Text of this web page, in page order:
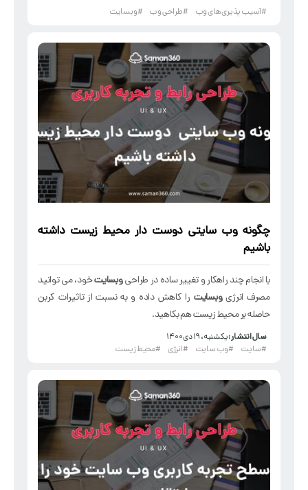
#آسیب پذیری های وب #طراحی وب #وبسایت
چگونه وب سایتی دوست دار محیط زیست داشته
باشیم
با انجام چند راهکار و تغییر ساده در طراحیوبسایتخود، می توانید
مصرف انرژیوبسایت را کاهش داده و به نسبت از تاثیرات کربن
حاصله بر محیط زیست هم بکاهید.
سال انتشار :یکشنبه، ۱۹ دی ۱۴۰۰
#سایت
#وب سایت #انرژی #محیط زیست